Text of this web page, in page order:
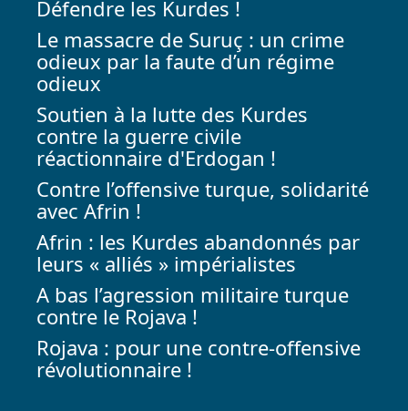
Défendre les Kurdes !
Le massacre de Suruç : un crime
odieux par la faute d’un régime
odieux
Soutien à la lutte des Kurdes
contre la guerre civile
réactionnaire d'Erdogan !
Contre l’offensive turque, solidarité
avec Afrin !
Afrin : les Kurdes abandonnés par
leurs « alliés » impérialistes
A bas l’agression militaire turque
contre le Rojava !
Rojava : pour une contre-offensive
révolutionnaire !